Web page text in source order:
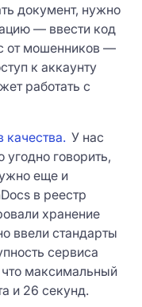
документ, нужно
— ввести код
от мошенников —
к аккаунту
работать с
У нас
говорить,
еще и
в реестр
хранение
ввели стандарты
сервиса
что максимальный
и 26 секунд.